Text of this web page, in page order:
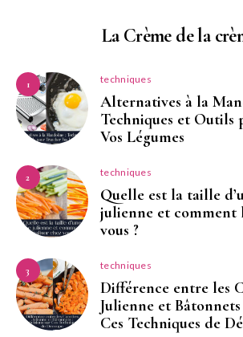
La Crème de la
1 techniques
Alternatives à la
Techniques et Outils
Vos Légumes
2 techniques
Quelle est la taille
julienne et comment
vous ?
3 techniques
Différence entre les
Julienne et
Ces Techniques de